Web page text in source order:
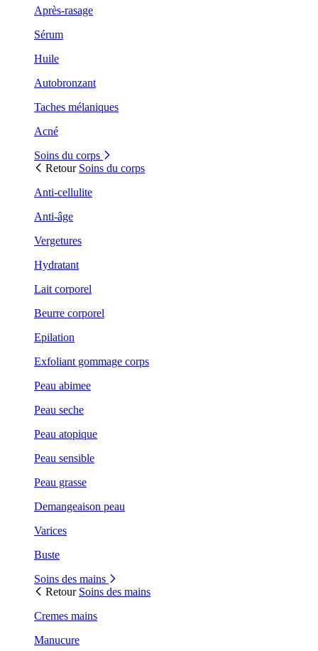
Après-rasage
Sérum
Huile
Autobronzant
Taches mélaniques
Acné
Soins du corps
Retour Soins du corps
Anti-cellulite
Anti-âge
Vergetures
Hydratant
Lait corporel
Beurre corporel
Epilation
Exfoliant gommage corps
Peau abimee
Peau seche
Peau atopique
Peau sensible
Peau grasse
Demangeaison peau
Varices
Buste
Soins des mains
Retour Soins des mains
Cremes mains
Manucure